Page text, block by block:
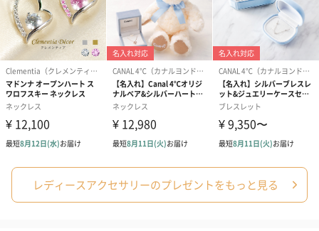
アールグレイ（HAPPY
BIRTHDAY TO YOU）
（660円）
アールグレイティー
（660円）
フルーツティ
円）
スイーツ
スイーツを同梱してお届けいたします。ギフトへの＋αにおすすめ
レディースアクセサリーのプレゼントをもっと見る